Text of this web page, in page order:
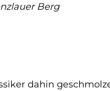
Berg
dahin